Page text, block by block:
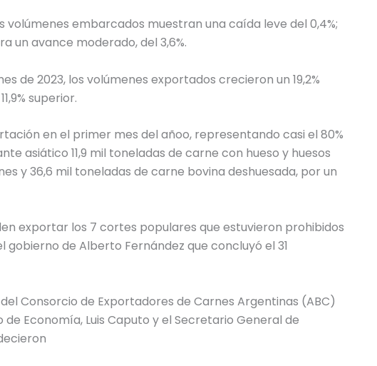
embarcados muestran una caída leve del 0,4%;
un avance moderado, del 3,6%.
de 2023, los volúmenes exportados crecieron un 19,2%
superior.
en el primer mes del añoo, representando casi el 80%
asiático 11,9 mil toneladas de carne con hueso y huesos
y 36,6 mil toneladas de carne bovina deshuesada, por un
exportar los 7 cortes populares que estuvieron prohibidos
gobierno de Alberto Fernández que concluyó el 31
Consorcio de Exportadores de Carnes Argentinas (ABC)
Economía, Luis Caputo y el Secretario General de